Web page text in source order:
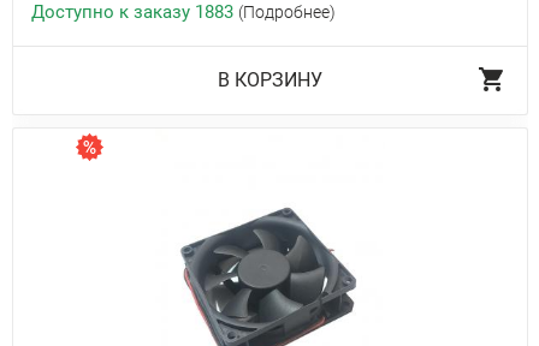
Доступно к заказу 1883 (Подробнее)
В КОРЗИНУ